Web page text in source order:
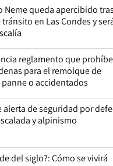
Neme queda apercibido tras
en Las Condes y
reglamento que
para el remolque de
o accidentados
alerta de seguridad por
y alpinismo
del siglo?: Cómo se vivirá